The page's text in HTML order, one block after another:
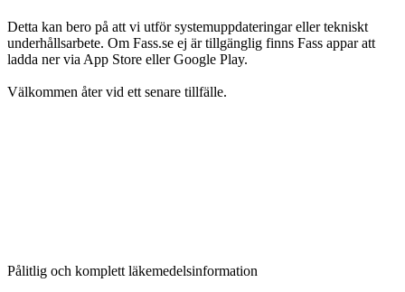
Detta kan bero på att vi utför systemuppdateringar eller tekniskt
underhållsarbete. Om Fass.se ej är tillgänglig finns Fass appar att
ladda ner via App Store eller Google Play.
Välkommen åter vid ett senare tillfälle.
Pålitlig och komplett läkemedelsinformation